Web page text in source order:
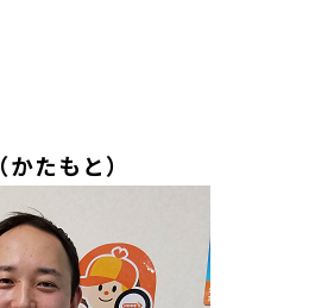
（かたもと）